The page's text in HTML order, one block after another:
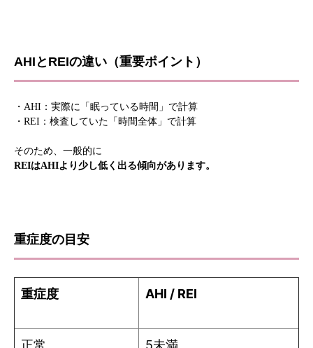
AHIとREIの違い（重要ポイント）
・AHI：実際に「眠っている時間」で計算
・REI：検査していた「時間全体」で計算
そのため、一般的に
REIはAHIより少し低く出る傾向があります。
重症度の目安
重症度 AHI / REI
正常 5未満